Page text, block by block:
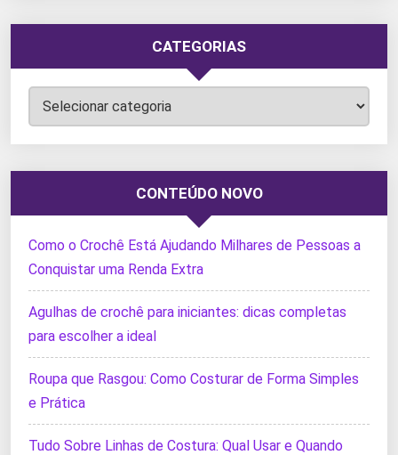
CATEGORIAS
Categorias
CONTEÚDO NOVO
Como o Crochê Está Ajudando Milhares de Pessoas a
Conquistar uma Renda Extra
Agulhas de crochê para iniciantes: dicas completas
para escolher a ideal
Roupa que Rasgou: Como Costurar de Forma Simples
e Prática
Tudo Sobre Linhas de Costura: Qual Usar e Quando